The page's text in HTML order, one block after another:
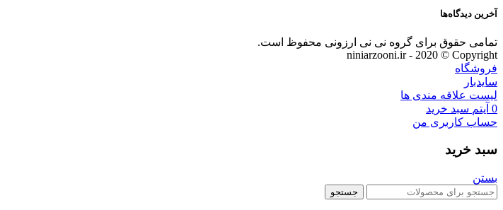
آخرین دیدگاه‌ها
تمامی حقوق برای گروه نی نی ارزونی محفوظ است.
niniarzooni.ir - 2020 © Copyright
فروشگاه
سایدبار
لیست علاقه مندی ها
0 آیتم سبد خرید
حساب کاربری من
سبد خرید
بستن
جستجو